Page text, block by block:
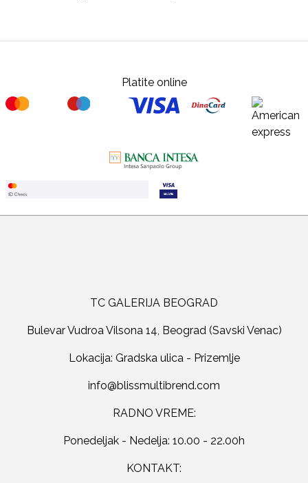
Platite online
TC GALERIJA BEOGRAD
Bulevar Vudroa Vilsona 14, Beograd (Savski Venac)
Lokacija: Gradska ulica - Prizemlje
RADNO VREME:
Ponedeljak - Nedelja: 10.00 - 22.00h
KONTAKT: